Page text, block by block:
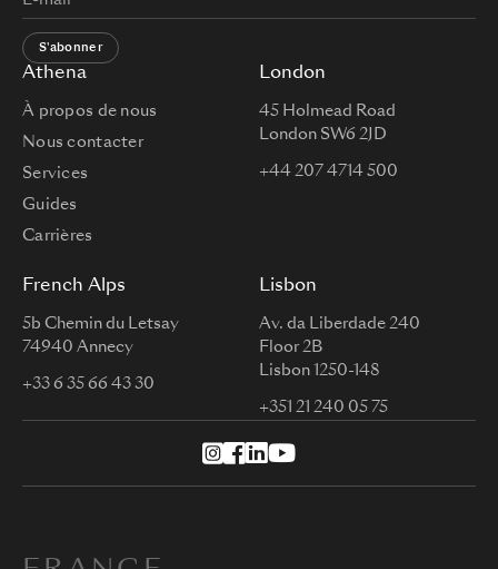
Athena
À propos de nous
Nous contacter
Services
Guides
Carrières
London
45 Holmead Road
London SW6 2JD
+44 207 4714 500
French Alps
5b Chemin du Letsay
74940 Annecy
+33 6 35 66 43 30
Lisbon
Av. da Liberdade 240
Floor 2B
Lisbon 1250-148
+351 21 240 05 75
S'abonner